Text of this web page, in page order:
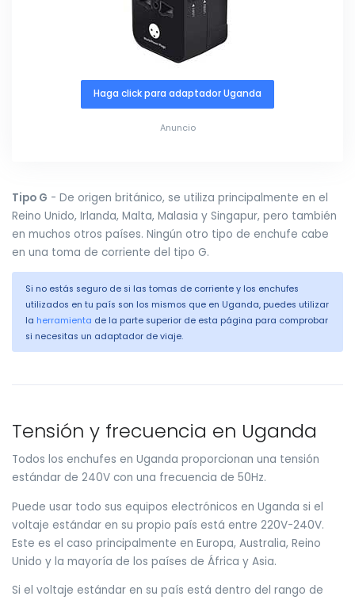
Haga click para adaptador Uganda
Anuncio
Tipo G - De origen británico, se utiliza principalmente en el
Reino Unido, Irlanda, Malta, Malasia y Singapur, pero también
en muchos otros países. Ningún otro tipo de enchufe cabe
en una toma de corriente del tipo G.
Si no estás seguro de si las tomas de corriente y los enchufes
utilizados en tu país son los mismos que en Uganda, puedes utilizar
la herramienta de la parte superior de esta página para comprobar
si necesitas un adaptador de viaje.
Tensión y frecuencia en Uganda
Todos los enchufes en Uganda proporcionan una tensión
estándar de 240V con una frecuencia de 50Hz.
Puede usar todo sus equipos electrónicos en Uganda si el
voltaje estándar en su propio país está entre 220V-240V.
Este es el caso principalmente en Europa, Australia, Reino
Unido y la mayoría de los países de África y Asia.
Si el voltaje estándar en su país está dentro del rango de